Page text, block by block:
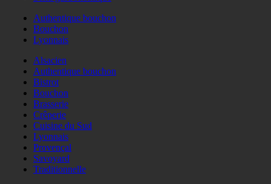
Authentique bouchon
Bouchon
Lyonnais
Alsacien
Authentique bouchon
Bistrot
Bouchon
Brasserie
Crêperie
Cuisine du Sud
Lyonnais
Provençal
Savoyard
Traditionnelle